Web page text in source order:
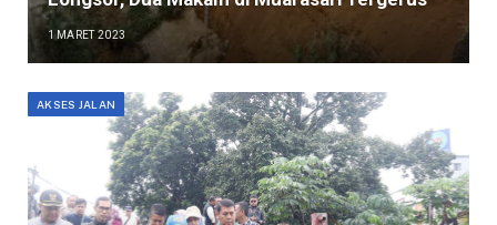
1 MARET 2023
AKSES JALAN